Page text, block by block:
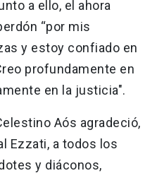
a ello, el ahora
“por mis
y estoy confiado en
profundamente en
en la justicia".
Aós agradeció,
Ezzati, a todos los
y diáconos,